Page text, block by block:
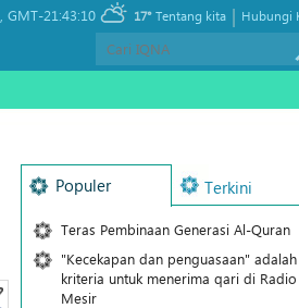
GMT-21:43:10 17° Hubungi
|
Tentang kita
Populer Terkini
Teras Pembinaan Generasi Al-Quran
"Kecekapan dan penguasaan" adalah
kriteria untuk menerima qari di Radio
Mesir